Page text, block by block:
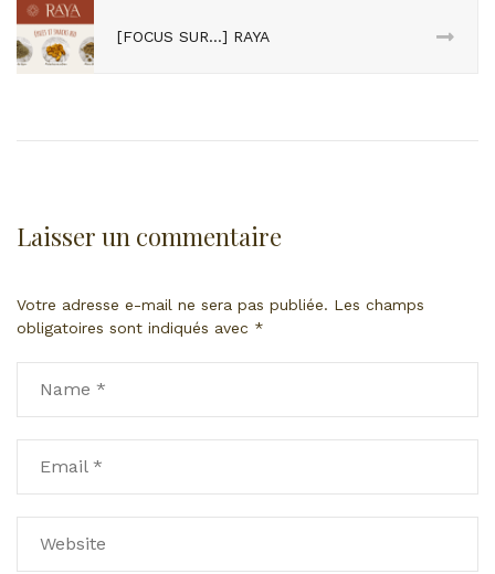
[FOCUS SUR…] RAYA
Laisser un commentaire
Votre adresse e-mail ne sera pas publiée. Les champs
obligatoires sont indiqués avec *